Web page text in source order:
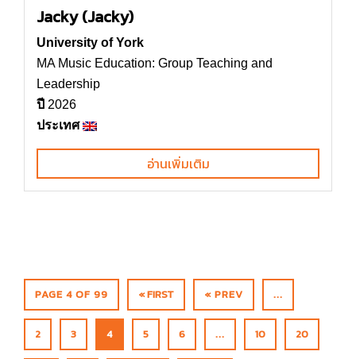
Jacky (Jacky)
University of York
MA Music Education: Group Teaching and
Leadership
ปี 2026
ประเทศ
อ่านเพิ่มเติม
PAGE 4 OF 99 « FIRST « PREV ...
2 3 4 5 6 ... 10 20